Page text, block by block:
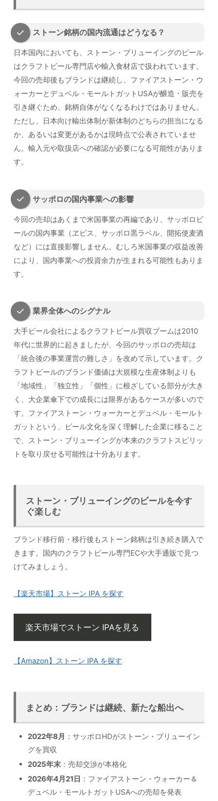
ストーン銘柄の国内流通はどうなる？
日本国内においても、ストーン・ブリューイングのビール
はクラフトビール専門店や輸入食材店で扱われています。
今回の売却後もブランドは継続し、ファイアストーン・ウ
ォーカーとデュベル・モールトガットUSAが醸造・販売を
引き継ぐため、銘柄自体がなくなるわけではありません。
ただし、日本向け輸出体制が新体制のどちらの担当になる
か、あるいは変更があるかは現時点で公表されていませ
ん。輸入元や取扱店への確認が必要になる可能性がありま
す。
サッポロの国内事業への影響
今回の売却はあくまで米国事業の再編であり、サッポロビ
ールの国内事業（ヱビス、サッポロ黒ラベル、開拓使麦酒
など）には直接影響しません。むしろ米国事業の収益改善
により、国内事業への投資余力が生まれる可能性もありま
す。
業界全体へのシグナル
大手ビール会社によるクラフトビール買収ブームは2010
年代に世界的に起きましたが、今回のサッポロの売却は
「統合後の事業運営の難しさ」を改めて示しています。ク
ラフトビールのブランド価値は大規模な生産体制よりも
「地域性」「独立性」「個性」に根ざしている部分が大き
く、大企業傘下での成長には限界があるケースが多いので
す。ファイアストーン・ウォーカーとデュベル・モールト
ガットという、ビール文化を深く理解した企業に移ること
で、ストーン・ブリューイングが本来のクラフトスピリッ
トを取り戻せる可能性は十分あります。
ストーン・ブリューイングのビールを今す
ぐ楽しむ
ブランド移行前・移行後もストーン銘柄は引き続き購入で
きます。国内のクラフトビール専門ECや大手通販で見つ
けてみましょう。
【楽天市場】ストーン IPA を探す
楽天市場でストーン IPAを見る
【Amazon】ストーン IPA を探す
まとめ：ブランドは継続、新たな船出へ
2022年8月 ：サッポロHDがストーン・ブリューイン
グを買収
2025年末 ：売却交渉が本格化
2026年4月21日 ：ファイアストーン・ウォーカー＆
デュベル・モールトガットUSAへの売却を発表